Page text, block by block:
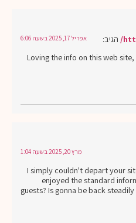
הגיב: אפריל 17, 2025 בשעה 6:06
Loving the info on this web
מרץ 20, 2025 בשעה 1:04
I simply couldn't depart your
enjoyed the standard
guests? Is gonna be back